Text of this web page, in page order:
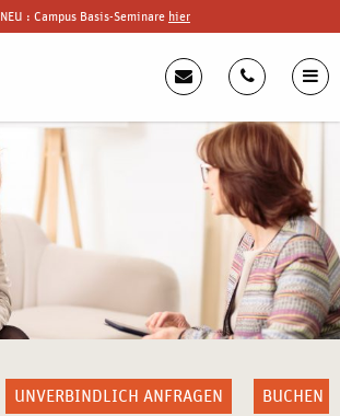
NEU : Campus Basis-Seminare hier
UNVERBINDLICH ANFRAGEN BUCHEN